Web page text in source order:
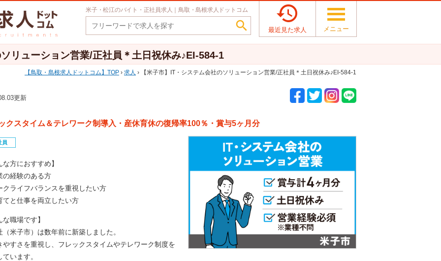
米子・松江のバイト・正社員求人｜鳥取・島根求人ドットコム


最近見た求人 メニュー
リューション営業/正社員＊土日祝休み♪EI-584-1
鳥取・島根求人ドットコム TOP › 求人 › 【米子市】IT・システム会社のソリューション営業/正社員＊土日祝休み♪EI-584-1
更新
クスタイム＆テレワーク制導入・産休育休の復帰率100％・賞与5ヶ月分
員
な方におすすめ】
の経験のある方
クライフバランスを重視したい方
てと仕事を両立したい方
な職場です】
（米子市）は数年前に新築しました。
やすさを重視し、フレックスタイムやテレワーク制度を
います。